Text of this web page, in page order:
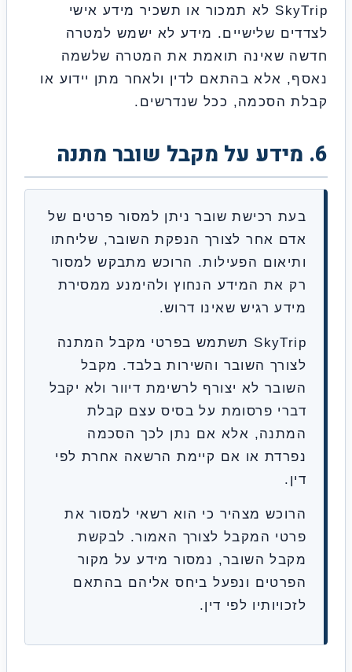
SkyTrip לא תמכור או תשכיר מידע אישי
שלישיים. מידע לא ישמש למטרה
שאינה תואמת את המטרה שלשמה
אלא בהתאם לדין ולאחר מתן יידוע או
הסכמה, ככל שנדרשים.
רכישת שובר ניתן למסור פרטים של
אחר לצורך הנפקת השובר, שליחתו
הפעילות. הרוכש מתבקש למסור
את המידע הנחוץ ולהימנע ממסירת
רגיש שאינו דרוש.
SkyTrip תשתמש בפרטי מקבל המתנה
השובר והשירות בלבד. מקבל
לא יצורף לרשימת דיוור ולא יקבל
פרסומת על בסיס עצם קבלת
אלא אם נתן לכך הסכמה
או אם קיימת הרשאה אחרת לפי
מצהיר כי הוא רשאי למסור את
המקבל לצורך האמור. לבקשת
השובר, נמסור מידע על מקור
ונפעל ביחס אליהם בהתאם
לפי דין.